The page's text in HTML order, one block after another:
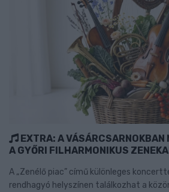
EXTRA: A
A GYŐRI FILHARMONIKUS
A „Zenélő piac” című különleges
rendhagyó helyszínen találkozhat a